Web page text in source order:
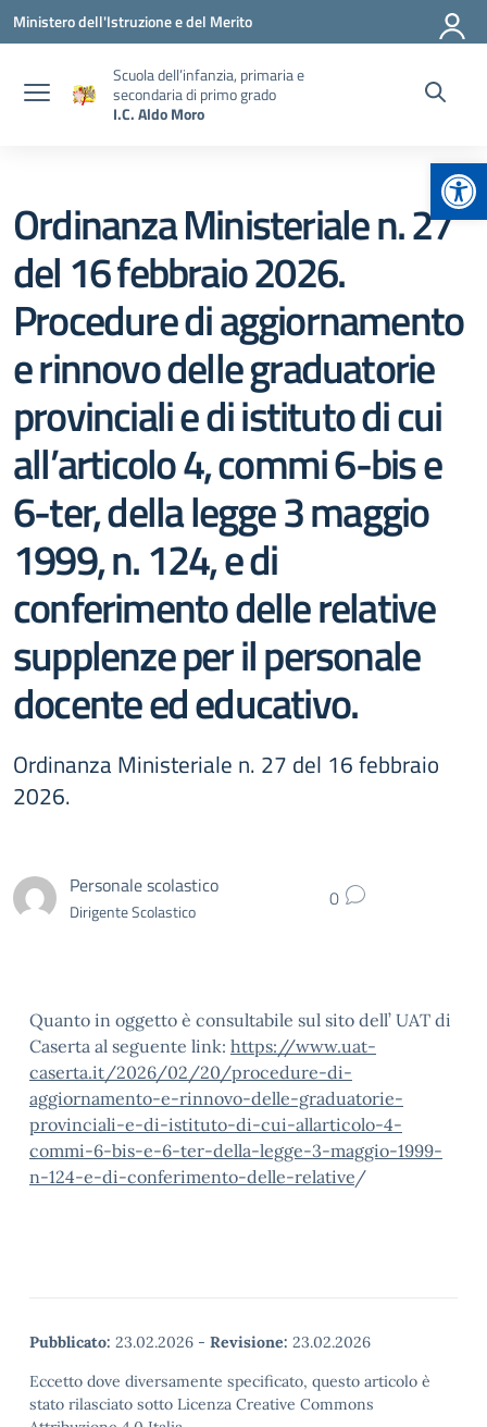
Vai ai contenuti
Vai al menu di navigazione
Vai al footer
Ministero dell'Istruzione e del Merito
Scuola dell’infanzia, primaria e
secondaria di primo grado
I.C. Aldo Moro
Ordinanza Ministeriale n. 27
del 16 febbraio 2026.
Procedure di aggiornamento
e rinnovo delle graduatorie
provinciali e di istituto di cui
all’articolo 4, commi 6-bis e
6-ter, della legge 3 maggio
1999, n. 124, e di
conferimento delle relative
supplenze per il personale
docente ed educativo.
Ordinanza Ministeriale n. 27 del 16 febbraio
2026.
Personale scolastico
Dirigente Scolastico 0
Quanto in oggetto è consultabile sul sito dell’ UAT di
Caserta al seguente link: https://www.uat-
caserta.it/2026/02/20/procedure-di-
aggiornamento-e-rinnovo-delle-graduatorie-
provinciali-e-di-istituto-di-cui-allarticolo-4-
commi-6-bis-e-6-ter-della-legge-3-maggio-1999-
n-124-e-di-conferimento-delle-relative/
Pubblicato: 23.02.2026 - Revisione: 23.02.2026
Eccetto dove diversamente specificato, questo articolo è
stato rilasciato sotto Licenza Creative Commons